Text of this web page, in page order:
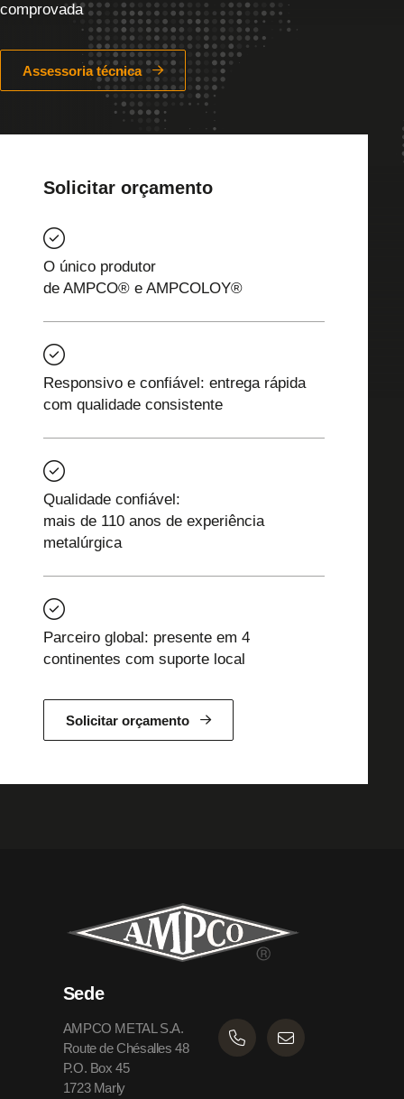
comprovada
Assessoria técnica
Solicitar orçamento
O único produtor
de AMPCO® e AMPCOLOY®
Responsivo e confiável: entrega rápida
com qualidade consistente
Qualidade confiável:
mais de 110 anos de experiência
metalúrgica
Parceiro global: presente em 4
continentes com suporte local
Solicitar orçamento
Sede
AMPCO METAL S.A.
Route de Chésalles 48
P.O. Box 45
1723 Marly